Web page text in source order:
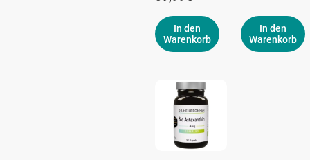
In den
Warenkorb
In den
Warenkorb